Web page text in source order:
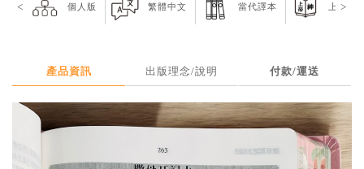
禮品專區
暢銷榜
中文二手書
英文二手書
精選英文書
個人版 繁體中文 當代譯本 上帝版
< >
產品資訊 出版理念/說明 付款/運送